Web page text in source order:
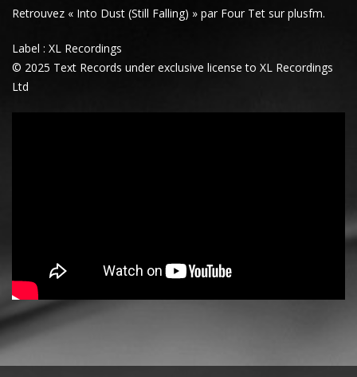
Retrouvez « Into Dust (Still Falling) » par Four Tet sur plusfm.
Label : XL Recordings
© 2025 Text Records under exclusive license to XL Recordings
Ltd